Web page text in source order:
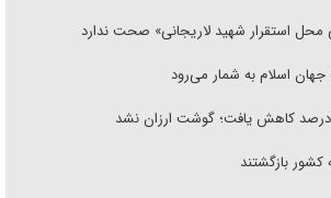
محل استقرار شهید لاریجانی» صحت ندارد
اسلام به شمار می‌رود